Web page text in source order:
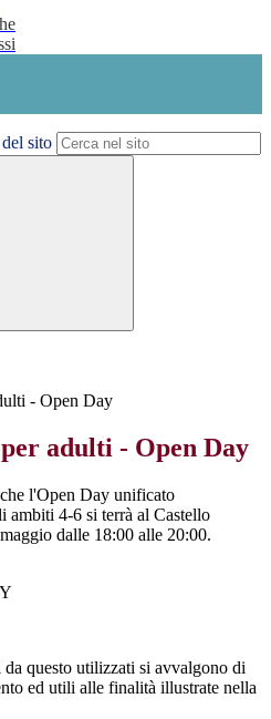
sito
- Open Day
adulti - Open Day
l'Open Day unificato
4-6 si terrà al Castello
dalle 18:00 alle 20:00.
questo utilizzati si avvalgono di
ed utili alle finalità illustrate nella